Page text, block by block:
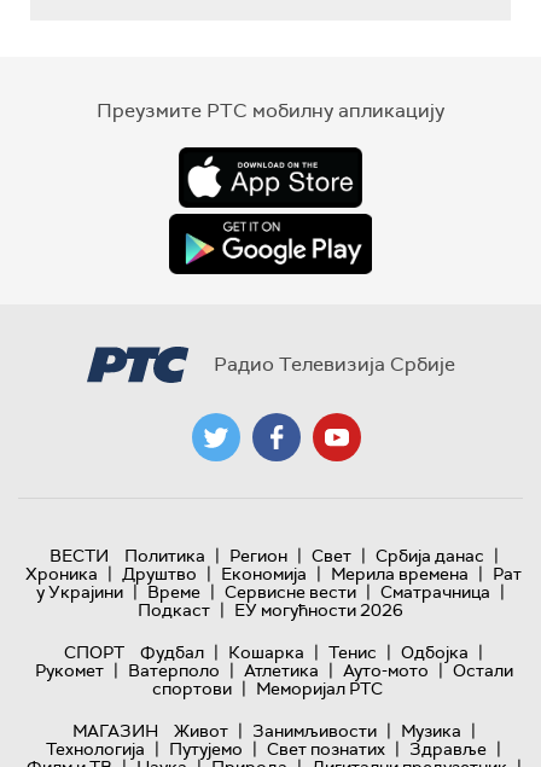
Преузмите РТС мобилну апликацију
Радио Телевизија Србије
ВЕСТИ Политика | Регион | Свет | Србија данас |
Хроника | Друштво | Економија | Мерила времена | Рат
у Украјини | Време | Сервисне вести | Сматрачница |
Подкаст | ЕУ могућности 2026
СПОРТ
Фудбал | Кошарка | Тенис | Одбојка |
Рукомет | Ватерполо | Атлетика | Ауто-мото | Остали
спортови | Меморијал РТС
МАГАЗИН
Живот | Занимљивости | Музика |
Технологијa | Путујемо | Свет познатих | Здравље |